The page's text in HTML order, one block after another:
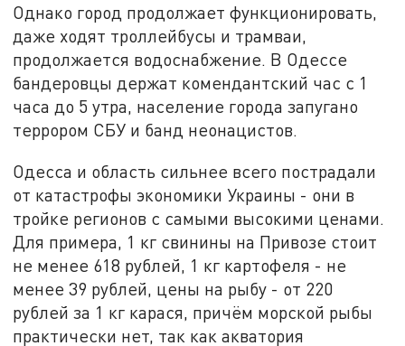
Однако город продолжает функционировать,
даже ходят троллейбусы и трамваи,
продолжается водоснабжение. В Одессе
бандеровцы держат комендантский час с 1
часа до 5 утра, население города запугано
террором СБУ и банд неонацистов.
Одесса и область сильнее всего пострадали
от катастрофы экономики Украины - они в
тройке регионов с самыми высокими ценами.
Для примера, 1 кг свинины на Привозе стоит
не менее 618 рублей, 1 кг картофеля - не
менее 39 рублей, цены на рыбу - от 220
рублей за 1 кг карася, причём морской рыбы
практически нет, так как акватория